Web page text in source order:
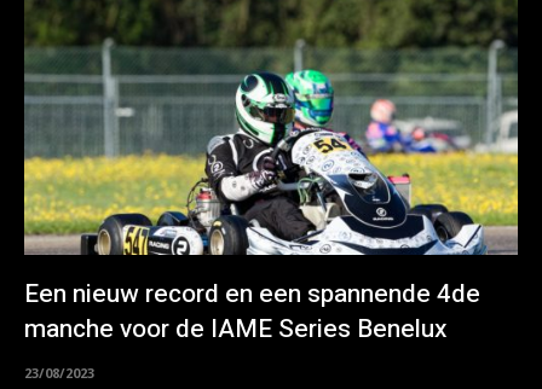
Een nieuw record en een spannende 4de
manche voor de IAME Series Benelux
23/08/2023